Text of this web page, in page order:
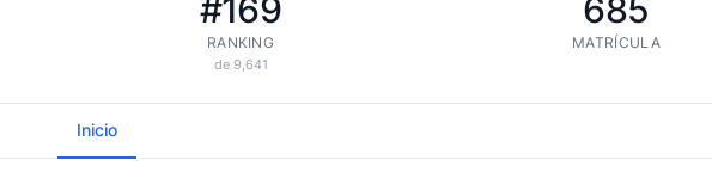
#169
RANKING
de 9,641
685
MATRÍCULA
Inicio